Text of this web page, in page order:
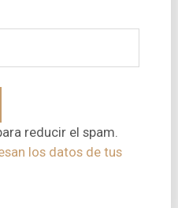
reducir el spam.
los datos de tus